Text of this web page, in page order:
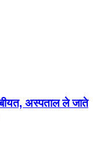
अस्पताल ले जाते